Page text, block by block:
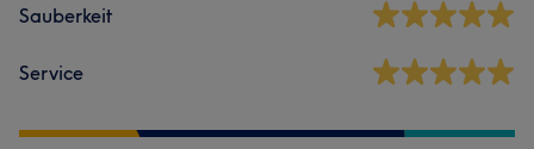
Sauberkeit
Service